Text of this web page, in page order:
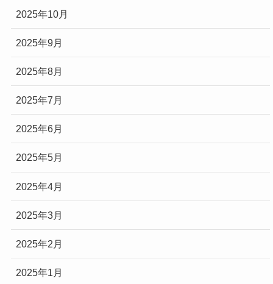
2025年10月
2025年9月
2025年8月
2025年7月
2025年6月
2025年5月
2025年4月
2025年3月
2025年2月
2025年1月